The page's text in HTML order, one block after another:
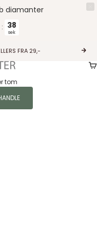
FRA 29,-
tom
diamanter
: 38
sek